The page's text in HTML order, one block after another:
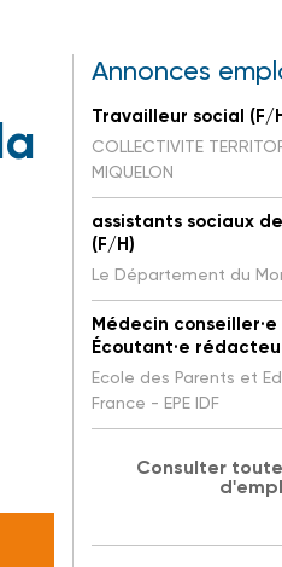
Annonces
Travailleur social (F/
COLLECTIVITE
MIQUELON
assistants sociaux
(F/H)
Le Département du
Médecin
Écoutant·e
Ecole des Parents et
France - EPE IDF
Consulter